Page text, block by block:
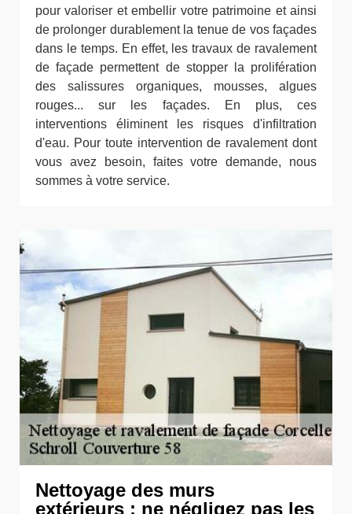
pour valoriser et embellir votre patrimoine et ainsi
de prolonger durablement la tenue de vos façades
dans le temps. En effet, les travaux de ravalement
de façade permettent de stopper la prolifération
des salissures organiques, mousses, algues
rouges... sur les façades. En plus, ces
interventions éliminent les risques d'infiltration
d'eau. Pour toute intervention de ravalement dont
vous avez besoin, faites votre demande, nous
sommes à votre service.
Nettoyage des murs
extérieurs : ne négligez pas les